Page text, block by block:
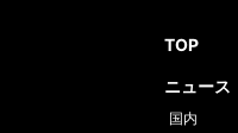
TOP
ニュース
国内